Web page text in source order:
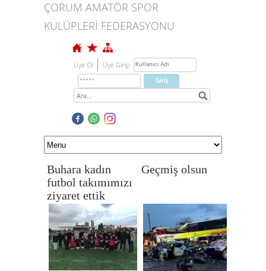
ÇORUM AMATÖR SPOR
KULÜPLERİ FEDERASYONU
Üye Ol Üye Girişi
Buhara kadın
futbol takımımızı
ziyaret ettik
Geçmiş olsun